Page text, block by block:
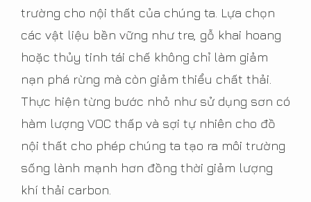
trường cho nội thất của chúng ta. Lựa chọn
các vật liệu bền vững như tre, gỗ khai hoang
hoặc thủy tinh tái chế không chỉ làm giảm
nạn phá rừng mà còn giảm thiểu chất thải.
Thực hiện từng bước nhỏ như sử dụng sơn có
hàm lượng VOC thấp và sợi tự nhiên cho đồ
nội thất cho phép chúng ta tạo ra môi trường
sống lành mạnh hơn đồng thời giảm lượng
khí thải carbon.